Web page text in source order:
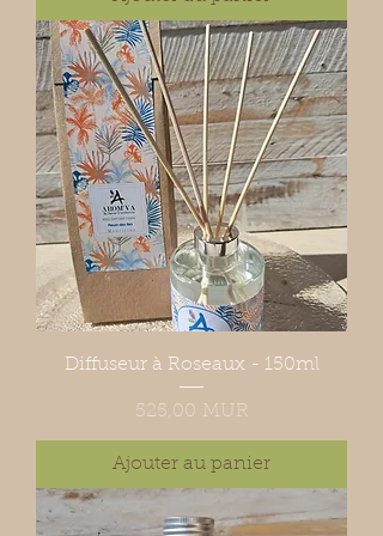
Diffuseur à Roseaux - 150ml
Prix
525,00 MUR
Ajouter au panier